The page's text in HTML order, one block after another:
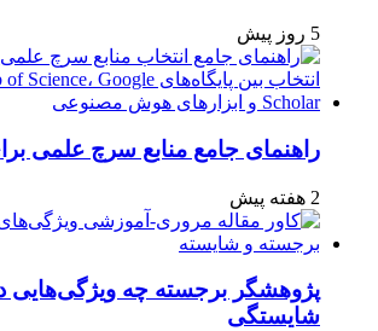
5 روز پیش
راهنمای جامع منابع سرچ علمی
2 هفته پیش
شایستگی